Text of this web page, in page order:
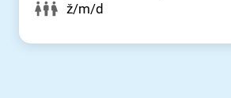
ž/m/d